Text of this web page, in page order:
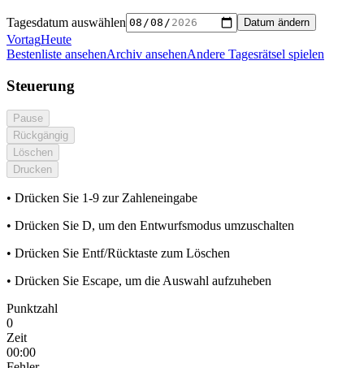
Tagesdatum auswählen Datum ändern
VortagHeute
Bestenliste ansehenArchiv ansehenAndere Tagesrätsel spielen
Steuerung
Pause
Rückgängig
Löschen
Drucken
• Drücken Sie 1-9 zur Zahleneingabe
• Drücken Sie D, um den Entwurfsmodus umzuschalten
• Drücken Sie Entf/Rücktaste zum Löschen
• Drücken Sie Escape, um die Auswahl aufzuheben
Punktzahl
0
Zeit
00:00